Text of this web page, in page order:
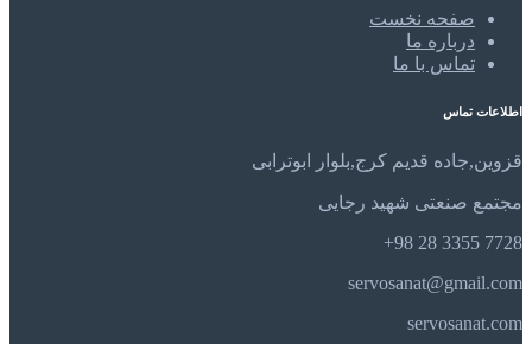
صفحه نخست
درباره ما
تماس با ما
اطلاعات تماس
قزوین,جاده قدیم کرج,بلوار ابوترابی
مجتمع صنعتی شهید رجایی
7728 3355 28 98+
servosanat@gmail.com
servosanat.com